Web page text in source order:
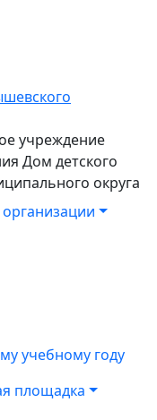
учреждение
Дом детского
округа
учебному году
площадка